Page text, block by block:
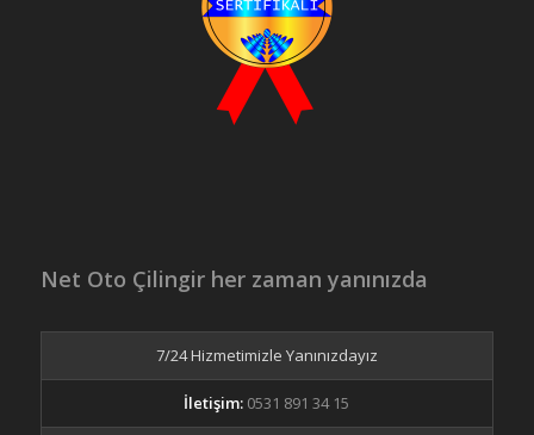
Net Oto Çilingir her zaman yanınızda
7/24 Hizmetimizle Yanınızdayız
İletişim: 0531 891 34 15